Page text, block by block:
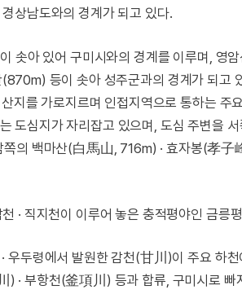
상남도와의 경계가 되고 있다.
아 있어 구미시와의 경계를 이루며, 영
등이 솟아 성주군과의 경계가 되고
를 가로지르며 인접지역으로 통하는 주
도심지가 자리잡고 있으며, 도심 주변을
의 백마산(白馬山, 716m) · 효자봉(孝子
· 직지천이 이루어 놓은 충적평야인 금릉
두령에서 발원한 감천(甘川)이 주요 하
) · 부항천(釜項川) 등과 합류, 구미시로 빠